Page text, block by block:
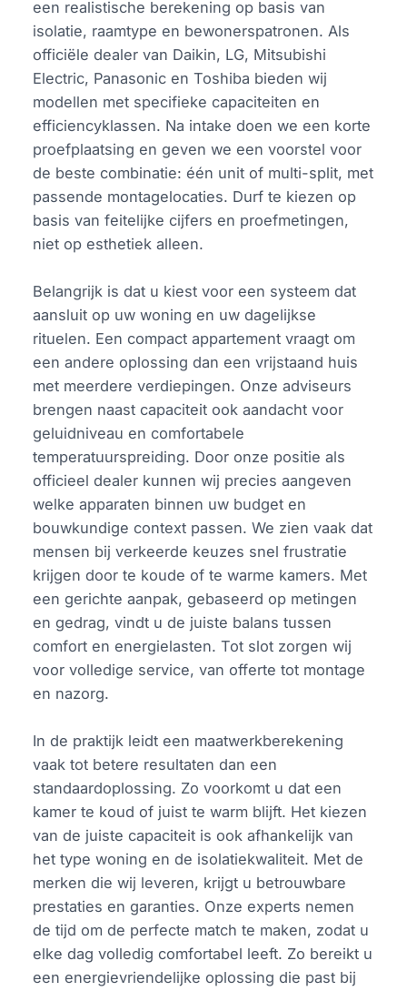
een realistische berekening op basis van
isolatie, raamtype en bewonerspatronen. Als
officiële dealer van Daikin, LG, Mitsubishi
Electric, Panasonic en Toshiba bieden wij
modellen met specifieke capaciteiten en
efficiencyklassen. Na intake doen we een korte
proefplaatsing en geven we een voorstel voor
de beste combinatie: één unit of multi-split, met
passende montagelocaties. Durf te kiezen op
basis van feitelijke cijfers en proefmetingen,
niet op esthetiek alleen.
Belangrijk is dat u kiest voor een systeem dat
aansluit op uw woning en uw dagelijkse
rituelen. Een compact appartement vraagt om
een andere oplossing dan een vrijstaand huis
met meerdere verdiepingen. Onze adviseurs
brengen naast capaciteit ook aandacht voor
geluidniveau en comfortabele
temperatuurspreiding. Door onze positie als
officieel dealer kunnen wij precies aangeven
welke apparaten binnen uw budget en
bouwkundige context passen. We zien vaak dat
mensen bij verkeerde keuzes snel frustratie
krijgen door te koude of te warme kamers. Met
een gerichte aanpak, gebaseerd op metingen
en gedrag, vindt u de juiste balans tussen
comfort en energielasten. Tot slot zorgen wij
voor volledige service, van offerte tot montage
en nazorg.
In de praktijk leidt een maatwerkberekening
vaak tot betere resultaten dan een
standaardoplossing. Zo voorkomt u dat een
kamer te koud of juist te warm blijft. Het kiezen
van de juiste capaciteit is ook afhankelijk van
het type woning en de isolatiekwaliteit. Met de
merken die wij leveren, krijgt u betrouwbare
prestaties en garanties. Onze experts nemen
de tijd om de perfecte match te maken, zodat u
elke dag volledig comfortabel leeft. Zo bereikt u
een energievriendelijke oplossing die past bij